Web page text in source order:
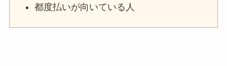
都度払いが向いている人